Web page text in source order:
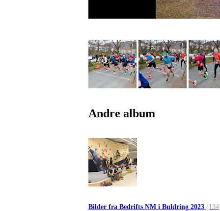
Andre album
Bilder fra Bedrifts NM i Buldring 2023